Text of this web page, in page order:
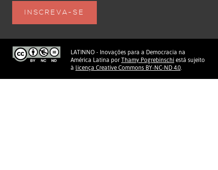
LATINNO - Inovações para a Democracia na
América Latina por Thamy Pogrebinschi está sujeito
à licença Creative Commons BY-NC-ND 4.0.